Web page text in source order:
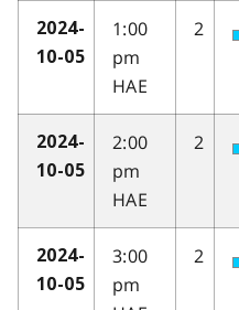
2024-
10-05
1:00
pm
HAE
2
2024-
10-05
2:00
pm
HAE
2
2024-
10-05
3:00
pm
2